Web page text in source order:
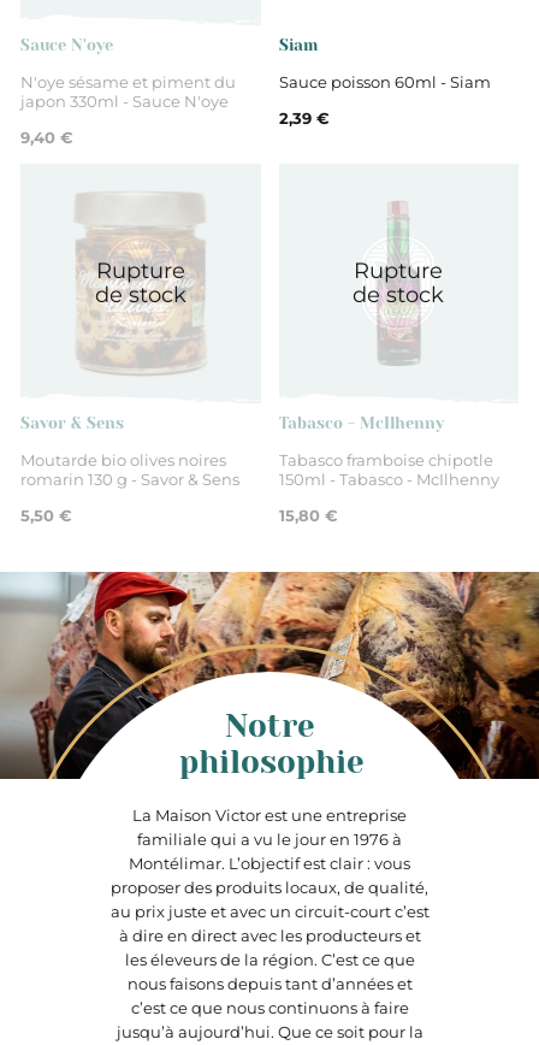
Poivrons rouges (63%), eau, sucre, sel,
ail, régulateur d’acidité
acide acétique
Légumes condimentaires
Sauce N'oye
N'oye sésame et piment du
japon 330ml - Sauce N'oye
9,40 €
Siam
Sauce poisson 60ml - Siam
2,39 €
Rupture
de stock
Savor & Sens
Moutarde bio olives noires
romarin 130 g - Savor & Sens
5,50 €
Rupture
de stock
Tabasco - McIlhenny
Tabasco framboise chipotle
150ml - Tabasco - McIlhenny
15,80 €
La Maison Victor est une entreprise
familiale qui a vu le jour en 1976 à
Montélimar. L’objectif est clair : vous
proposer des produits locaux, de qualité,
au prix juste et avec un circuit-court c’est
à dire en direct avec les producteurs et
les éleveurs de la région. C’est ce que
nous faisons depuis tant d’années et
c’est ce que nous continuons à faire
jusqu’à aujourd’hui. Que ce soit pour la
Notre
philosophie